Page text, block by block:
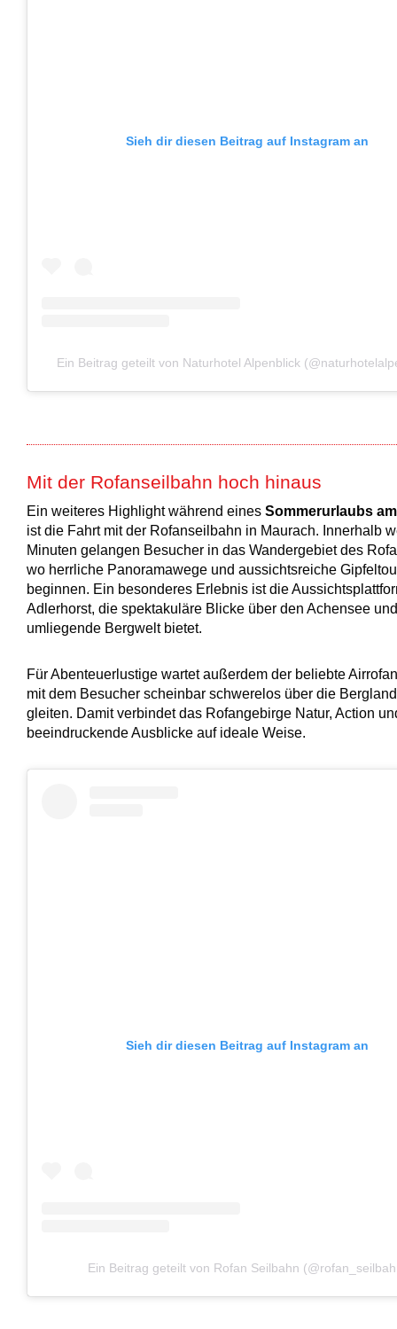
Sieh dir diesen Beitrag auf Instagram an
Ein Beitrag geteilt von Naturhotel Alpenblick
Mit der Rofanseilbahn hoch hinaus
Ein weiteres Highlight während eines Sommerurlaubs
ist die Fahrt mit der Rofanseilbahn in Maurach. Innerhalb
Minuten gelangen Besucher in das Wandergebiet des
wo herrliche Panoramawege und aussichtsreiche
beginnen. Ein besonderes Erlebnis ist die
Adlerhorst, die spektakuläre Blicke über den Achensee
umliegende Bergwelt bietet.
Für Abenteuerlustige wartet außerdem der beliebte
mit dem Besucher scheinbar schwerelos über die
gleiten. Damit verbindet das Rofangebirge Natur, Action
beeindruckende Ausblicke auf ideale Weise.
Sieh dir diesen Beitrag auf Instagram an
Ein Beitrag geteilt von Rofan Seilbahn